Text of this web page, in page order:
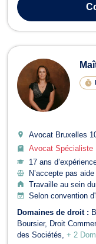
Avocat Bruxelles
Avocat Spécialiste
17 ans
N’accepte pas
Travaille au sein du
Selon convention
Domaines de droit :
Boursier
Droit
des Sociétés + 2